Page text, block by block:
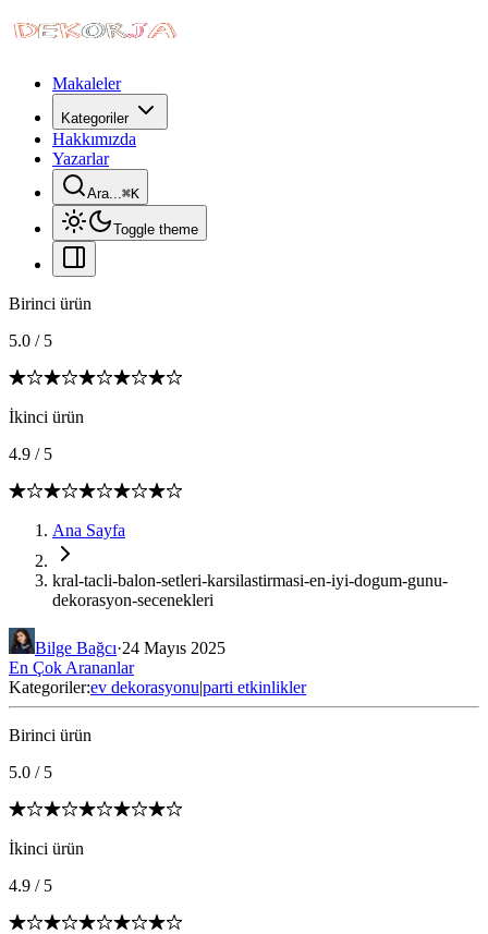
Makaleler
Kategoriler
Hakkımızda
Yazarlar
Ara...⌘K
Toggle theme
Birinci ürün
5.0 / 5
İkinci ürün
4.9 / 5
Ana Sayfa
kral-tacli-balon-setleri-karsilastirmasi-en-iyi-dogum-gunu-
dekorasyon-secenekleri
Bilge Bağcı·24 Mayıs 2025
En Çok Arananlar
Kategoriler:ev dekorasyonu|parti etkinlikler
Birinci ürün
5.0 / 5
İkinci ürün
4.9 / 5